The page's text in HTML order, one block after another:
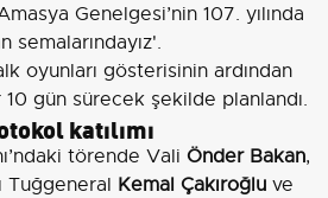
Genelgesi’nin 107. yılında
semalarındayız'.
oyunları gösterisinin ardından
gün sürecek şekilde planlandı.
katılımı
törende Vali Önder Bakan,
Tuğgeneral Kemal Çakıroğluve